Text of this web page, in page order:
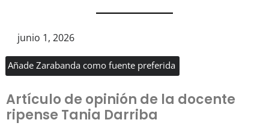
junio 1, 2026
Añade Zarabanda como fuente preferida
Artículo de opinión de la docente
ripense Tania Darriba